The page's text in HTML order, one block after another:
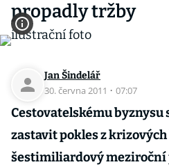
propadly tržby
Jan Šindelář
30. června 2011 · 07:07
Cestovatelskému byznysu
zastavit pokles z krizových
šestimiliardový meziroční